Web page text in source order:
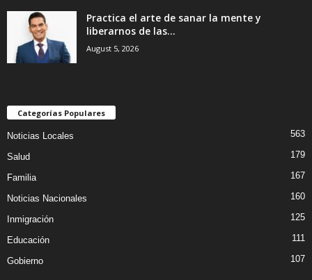
Practica el arte de sanar la mente y
liberarnos de las...
August 5, 2026
Categorías Populares
Noticias Locales 563
Salud 179
Familia 167
Noticias Nacionales 160
Inmigración 125
Educación 111
Gobierno 107